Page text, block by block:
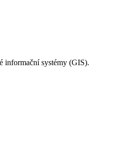
informační systémy (GIS).